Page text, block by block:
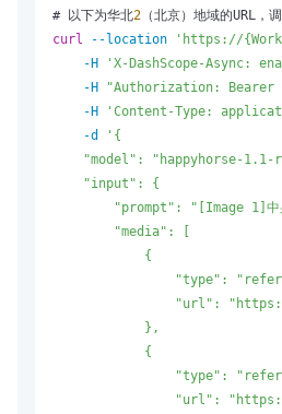
# 以下为华北2
curl
--location
'https://
-H
'X-DashScope-Async:
-H
"Authorization: Bearer
-H
'Content-Type:
-d
'{
"model": "happyhorse-1.1-
    "input": {
"prompt": "[Image 1]中身
        "media": [
            {
"type":
"url":
            },
            {
"type":
"url":